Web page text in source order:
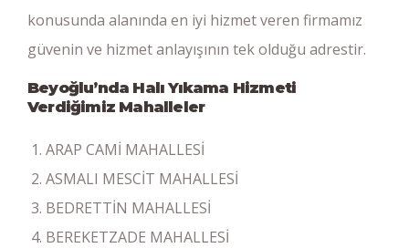
konusunda alanında en iyi hizmet veren firmamız
güvenin ve hizmet anlayışının tek olduğu adrestir.
Beyoğlu’nda Halı Yıkama Hizmeti
Verdiğimiz Mahalleler
ARAP CAMİ MAHALLESİ
ASMALI MESCİT MAHALLESİ
BEDRETTİN MAHALLESİ
BEREKETZADE MAHALLESİ